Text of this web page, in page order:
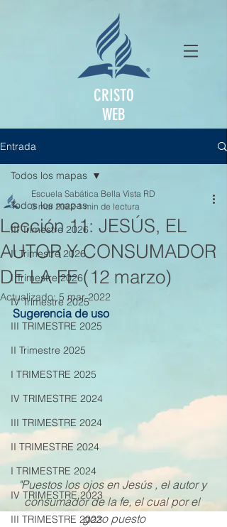
CRISTO
WEB
Entrada
Todos los mapas
III Trimestre 2026
II Trimestre 2026
I Trimestre 2026
IV Trimestre 2025
III TRIMESTRE 2025
II Trimestre 2025
I TRIMESTRE 2025
IV TRIMESTRE 2024
III TRIMESTRE 2024
II TRIMESTRE 2024
I TRIMESTRE 2024
IV TRIMESTRE 2023
III TRIMESTRE 2023
Todos los mapas
Lección 11: JESÚS, EL
AUTOR Y CONSUMADOR
DE LA FE (12 marzo)
Escuela Sabática Bella Vista RD
3 mar 2022 1 min de lectura
Actualizado:5 mar 2022
Sugerencia de uso
"Puestos los ojos en Jesús , el autor y
consumador de la fe, el cual por el
gozo puesto